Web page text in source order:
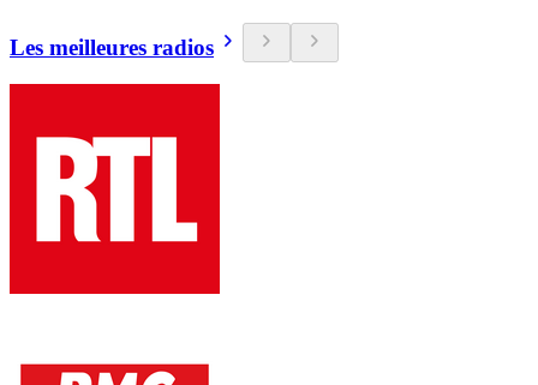
Les meilleures radios